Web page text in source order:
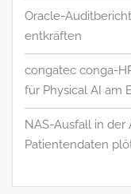
Oracle-
entkräften
congatec conga-
für Physical AI am
NAS-Ausfall in der
Patientendaten